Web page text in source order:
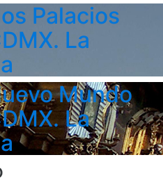
Palacios
La
Mundo
La